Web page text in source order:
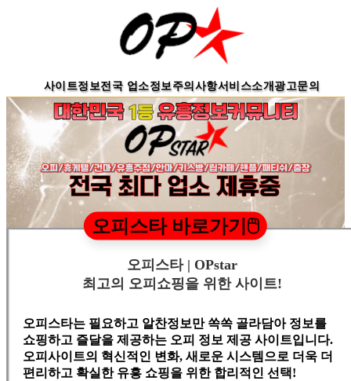
사이트정보전국 업소정보주의사항서비스소개광고문의
오피스타 바로가기🖱️
오피스타 | OPstar
최고의 오피쇼핑을 위한 사이트!
오피스타는 필요하고 알찬정보만 쏙쏙 골라담아 정보를
쇼핑하고 즐달을 제공하는 오피 정보 제공 사이트입니다.
오피사이트의 혁신적인 변화, 새로운 시스템으로 더욱 더
편리하고 확실한 유흥 쇼핑을 위한 합리적인 선택!